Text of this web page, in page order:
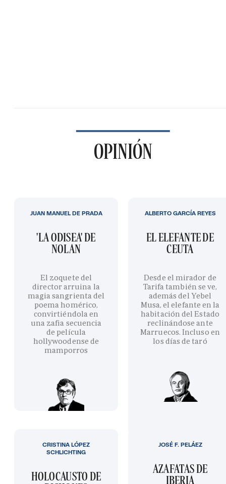
OPINIÓN
'LA ODISEA' DE
NOLAN
El zoquete del
director arruina la
magia sangrienta del
poema homérico,
convirtiéndola en
una zafia secuencia
de película
hollywoodense de
mamporros
JUAN MANUEL DE PRADA
EL ELEFANTE DE
CEUTA
Desde el mirador de
Tarifa también se ve,
además del Yebel
Musa, el elefante en la
habitación del Estado
reclinándose ante
Marruecos. Incluso en
los días de taró
ALBERTO GARCÍA REYES
HOLOCAUSTO DE
CRISTINA LÓPEZ
SCHLICHTING
AZAFATAS DE
IBERIA
JOSÉ F. PELÁEZ